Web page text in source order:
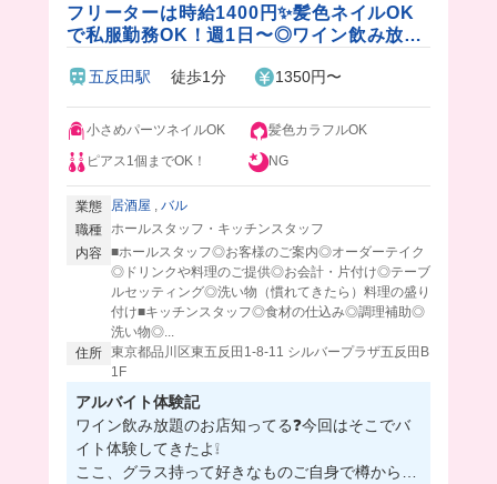
フリーターは時給1400円✨髪色ネイルOK
で私服勤務OK！週1日〜◎ワイン飲み放題
五反田駅 徒歩1分 1350円〜
小さめパーツネイルOK
髪色カラフルOK
ピアス1個までOK！
NG
業態 居酒屋 , バル
職種 ホールスタッフ・キッチンスタッフ
内容 ■ホールスタッフ◎お客様のご案内◎オーダーテイク
◎ドリンクや料理のご提供◎お会計・片付け◎テーブ
ルセッティング◎洗い物（慣れてきたら）料理の盛り
付け■キッチンスタッフ◎食材の仕込み◎調理補助◎
洗い物◎...
住所 東京都品川区東五反田1-8-11 シルバープラザ五反田B
1F
アルバイト体験記
ワイン飲み放題のお店知ってる❓今回はそこでバ
イト体験してきたよ❕
ここ、グラス持って好きなものご自身で樽から注